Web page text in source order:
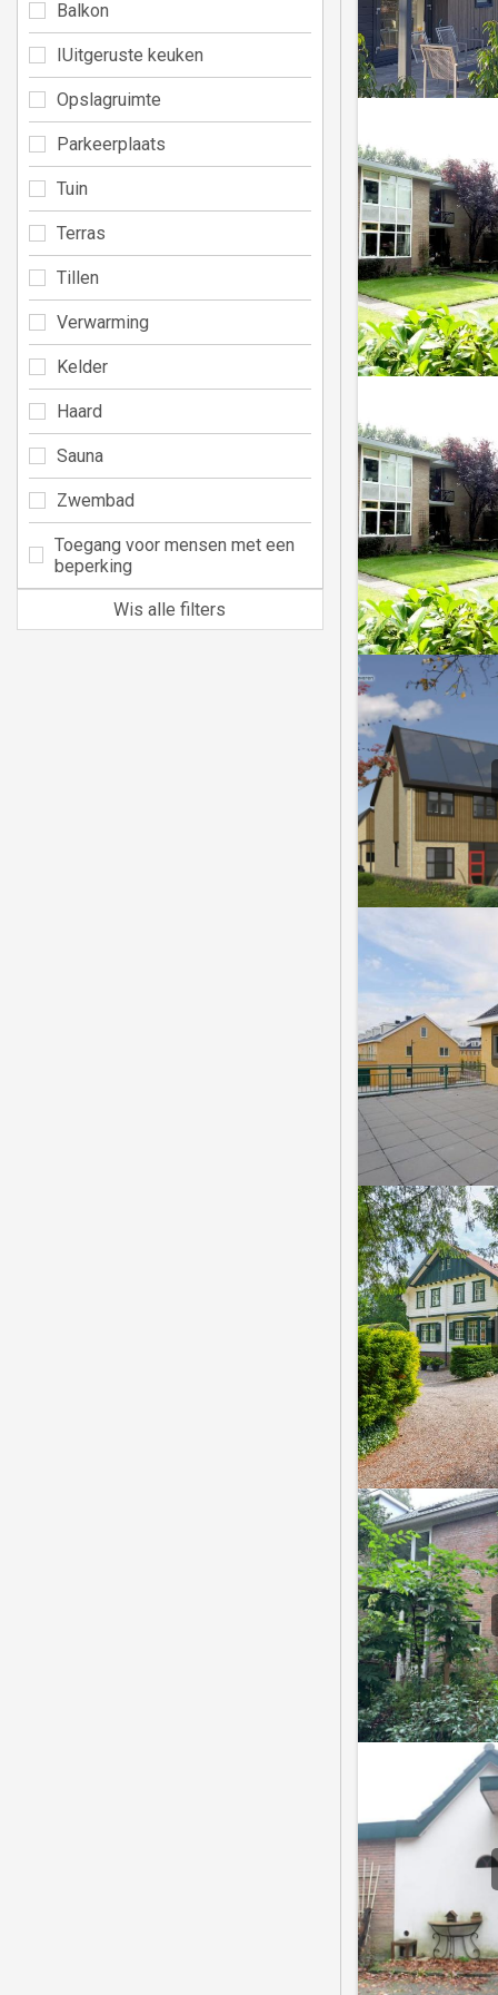
Balkon
IUitgeruste keuken
Opslagruimte
Parkeerplaats
Tuin
Terras
Tillen
Verwarming
Kelder
Haard
Sauna
Zwembad
Toegang voor mensen met een
beperking
Wis alle filters